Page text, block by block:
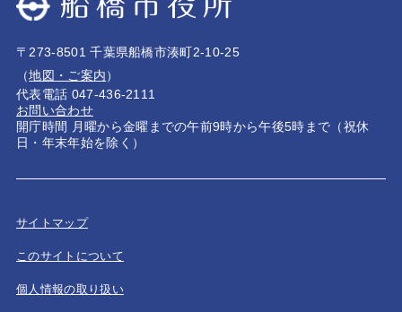
〒273-8501 千葉県船橋市湊町2-10-25
（地図・ご案内）
代表電話 047-436-2111
お問い合わせ
開庁時間 月曜から金曜までの午前9時から午後5時まで（祝休
日・年末年始を除く）
サイトマップ
このサイトについて
個人情報の取り扱い